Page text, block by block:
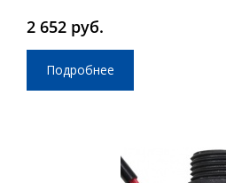
2 652 руб.
Подробнее